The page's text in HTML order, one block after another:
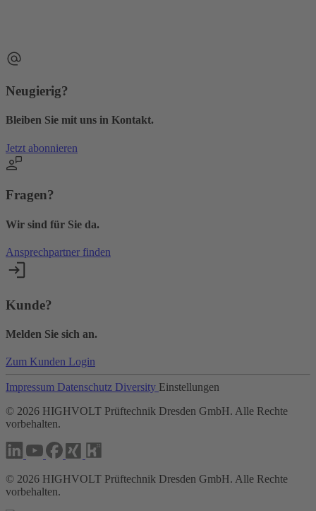
Neugierig?
Bleiben Sie mit uns in Kontakt.
Jetzt abonnieren
Fragen?
Wir sind für Sie da.
Ansprechpartner finden
Kunde?
Melden Sie sich an.
Zum Kunden Login
Impressum Datenschutz Diversity Einstellungen
© 2026 HIGHVOLT Prüftechnik Dresden GmbH. Alle Rechte
vorbehalten.
© 2026 HIGHVOLT Prüftechnik Dresden GmbH. Alle Rechte
vorbehalten.